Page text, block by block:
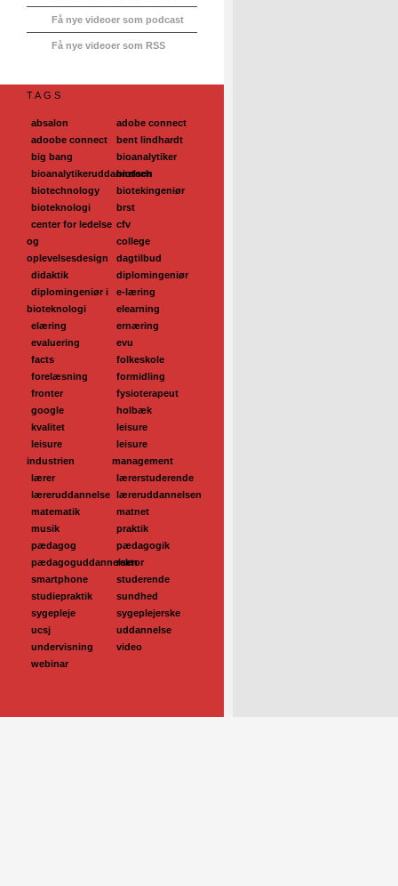
Få nye videoer som podcast
Få nye videoer som RSS
TAGS
absalon
adobe connect
adoobe connect
bent lindhardt
big bang
bioanalytiker
bioanalytikeruddannelsen
biotech
biotechnology
biotekingeniør
bioteknologi
brst
center for ledelse
og
oplevelsesdesign
cfv
college
dagtilbud
didaktik
diplomingeniør
diplomingeniør i
bioteknologi
e-læring
elearning
elæring
ernæring
evaluering
evu
facts
folkeskole
forelæsning
formidling
fronter
fysioterapeut
google
holbæk
kvalitet
leisure
leisure
industrien
leisure
management
lærer
lærerstuderende
læreruddannelse læreruddannelsen
matematik
matnet
musik
praktik
pædagog
pædagogik
pædagoguddannelsen
rektor
smartphone
studerende
studiepraktik
sundhed
sygepleje
sygeplejerske
ucsj
uddannelse
undervisning
video
webinar